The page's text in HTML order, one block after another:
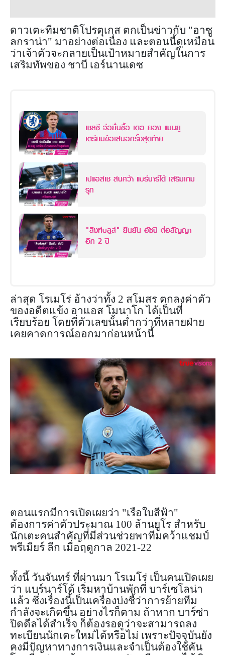
ดาวเตะทีมชาติโปรตุเกส ตกเป็นข่าวกับ "อาซู
ลกราน่า" มาอย่างต่อเนื่อง และตอนนี้ดูเหมือน
ว่าเจ้าตัวจะกลายเป็นเป้าหมายสำคัญในการ
เสริมทัพของ ชาบี เอร์นานเดซ
เชลซี จ่อยื่นซื้อ เดอ ยอง แมนยู
เตรียมข้อเสนอครั้งสุดท้าย
เปแอสเช สนคว้า แบร์นาร์โด้ เสริมเกม
รุก
"สิงห์บลูส์" ยืนยัน อัซปิ ต่อสัญญา
อีก 2 ปี
ล่าสุด โรเมโร่ อ้างว่าทั้ง 2 สโมสร ตกลงค่าตัว
ของอดีตแข้ง อาแอส โมนาโก ได้เป็นที่
เรียบร้อย โดยที่ตัวเลขนั้นต่ำกว่าที่หลายฝ่าย
เคยคาดการณ์ออกมาก่อนหน้านี้
ตอนแรกมีการเปิดเผยว่า "เรือใบสีฟ้า"
ต้องการค่าตัวประมาณ 100 ล้านยูโร สำหรับ
นักเตะคนสำคัญที่มีส่วนช่วยพาทีมคว้าแชมป์
พรีเมียร์ ลีก เมื่อฤดูกาล 2021-22
ทั้งนี้ วันจันทร์ ที่ผ่านมา โรเมโร่ เป็นคนเปิดเผย
ว่า แบร์นาร์โด้ เริ่มหาบ้านพักที่ บาร์เซโลน่า
แล้ว ซึ่งเรื่องนี้เป็นเครื่องบ่งชี้ว่าการย้ายทีม
กำลังจะเกิดขึ้น อย่างไรก็ตาม ถ้าหาก บาร์ซ่า
ปิดดีลได้สำเร็จ ก็ต้องรอดูว่าจะสามารถลง
ทะเบียนนักเตะใหม่ได้หรือไม่ เพราะปัจจุบันยัง
คงมีปัญหาทางการเงินและจำเป็นต้องใช้คัน